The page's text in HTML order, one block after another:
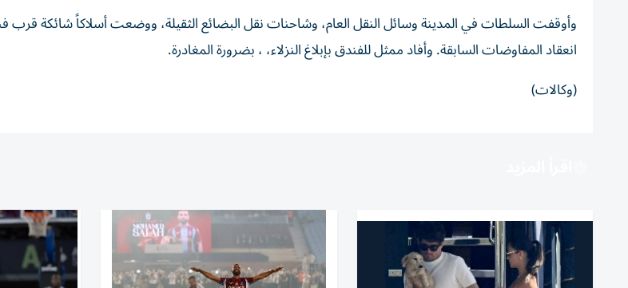
وأوقفت السلطات في المدينة وسائل النقل العام، وشاحنات نقل البضائع الثقيلة، ووضعت أسلاكاً شائكة قرب
انعقاد المفاوضات السابقة. وأفاد ممثل للفندق بإبلاغ النزلاء، ، بضرورة المغادرة.
(وكالات)